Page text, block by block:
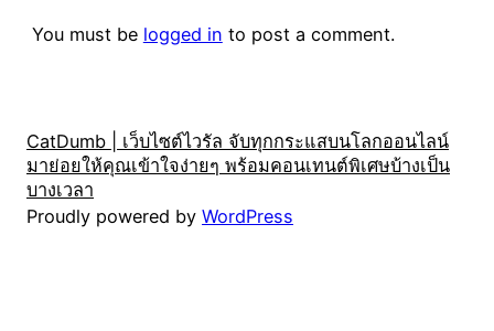
You must be logged in to post a comment.
CatDumb | เว็บไซต์ไวรัล จับทุกกระแสบนโลกออนไลน์
มาย่อยให้คุณเข้าใจง่ายๆ พร้อมคอนเทนต์พิเศษบ้างเป็น
บางเวลา
Proudly powered by WordPress